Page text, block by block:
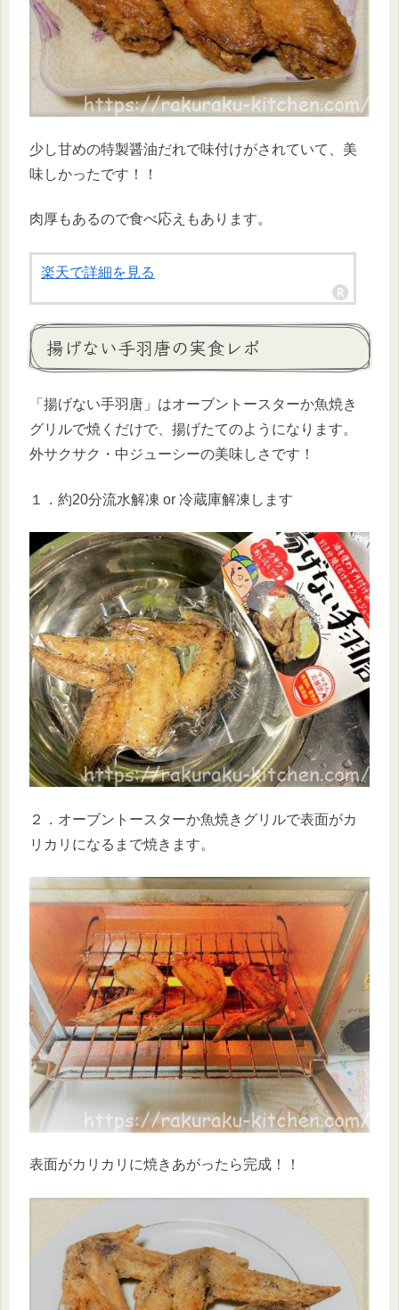
少し甘めの特製醤油だれで味付けがされていて、美
味しかったです！！
肉厚もあるので食べ応えもあります。
楽天で詳細を見る
揚げない手羽唐の実食レポ
「揚げない手羽唐」はオーブントースターか魚焼き
グリルで焼くだけで、揚げたてのようになります。
外サクサク・中ジューシーの美味しさです！
１．約20分流水解凍 or 冷蔵庫解凍します
２．オーブントースターか魚焼きグリルで表面がカ
リカリになるまで焼きます。
表面がカリカリに焼きあがったら完成！！